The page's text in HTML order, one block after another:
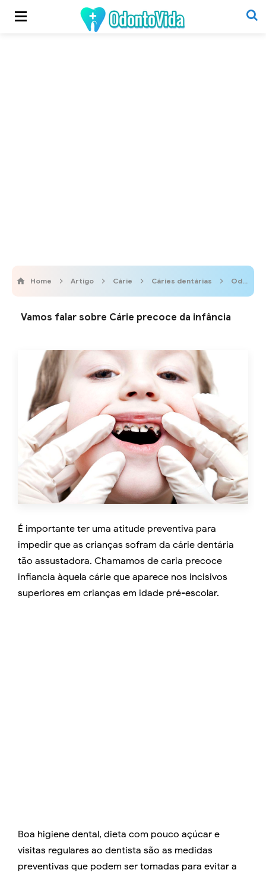
Home Artigo Cárie Cáries dentárias Odontobebe
Vamos falar sobre Cárie precoce da infância
É importante ter uma atitude preventiva para
impedir que as crianças sofram da cárie dentária
tão assustadora. Chamamos de caria precoce
infiancia àquela cárie que aparece nos incisivos
superiores em crianças em idade pré-escolar.
Boa higiene dental, dieta com pouco açúcar e
visitas regulares ao dentista são as medidas
preventivas que podem ser tomadas para evitar a